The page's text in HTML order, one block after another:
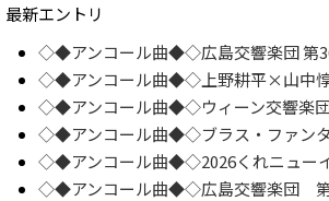
最新エントリ
◇◆アンコール曲◆◇広島交響楽団 第
◇◆アンコール曲◆◇上野耕平×山中
◇◆アンコール曲◆◇ウィーン交響楽
◇◆アンコール曲◆◇ブラス・ファンタ
◇◆アンコール曲◆◇2026くれニュー
◇◆アンコール曲◆◇広島交響楽団 第